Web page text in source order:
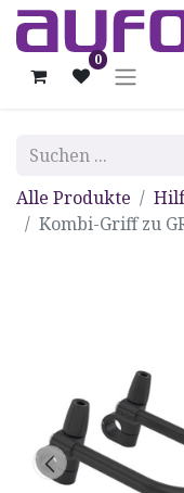
0
Alle Produkte
Kombi-Griff zu